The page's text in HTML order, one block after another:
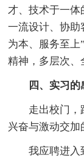
才、技术于一体
一流设计、协助
为本、服务至上
精神，多层次、
四、实习的
走出校门，
兴奋与激动交加
我应聘进入